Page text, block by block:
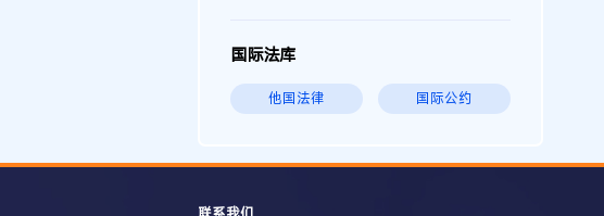
国际法库
他国法律 国际公约